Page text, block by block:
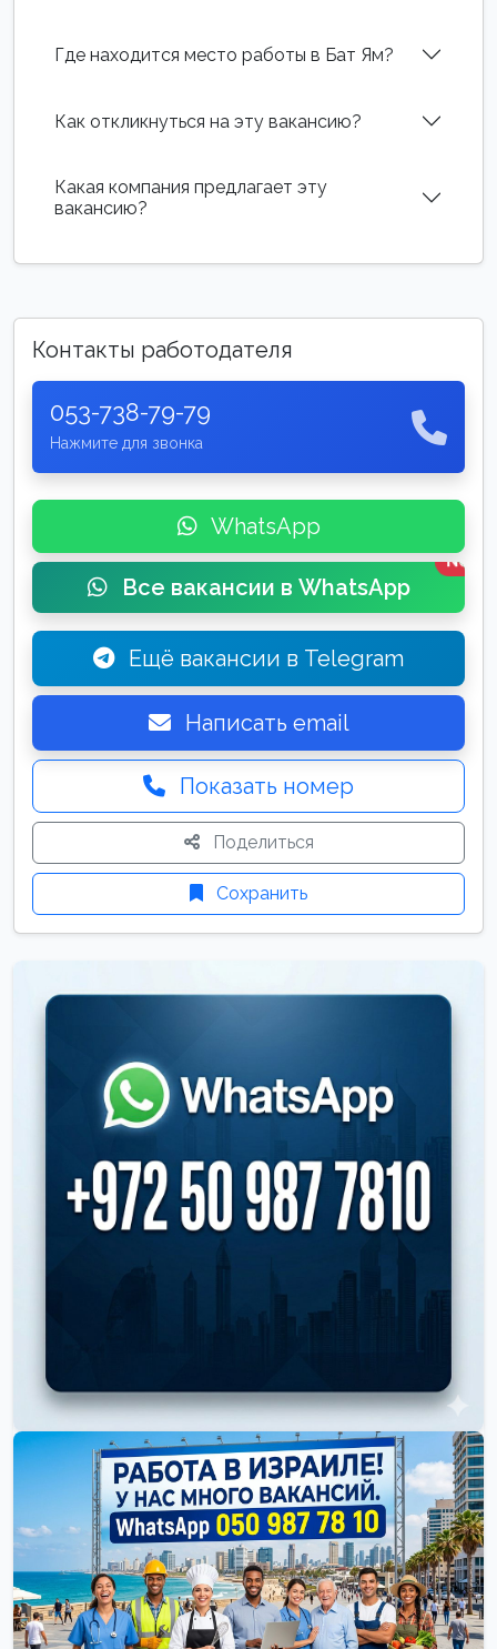
Где находится место работы в Бат Ям?
Как откликнуться на эту вакансию?
Какая компания предлагает эту
вакансию?
Контакты работодателя
053-738-79-79
Нажмите для звонка
WhatsApp
Все вакансии в WhatsApp
New
Ещё вакансии в Telegram
Написать email
Показать номер
Поделиться
Сохранить